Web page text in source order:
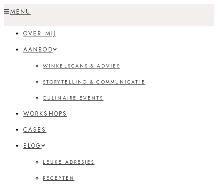
Skip
MENU
OVER MIJ
AANBOD
WINKELSCANS & ADVIES
STORYTELLING & COMMUNICATIE
CULINAIRE EVENTS
WORKSHOPS
CASES
BLOG
LEUKE ADRESJES
RECEPTEN